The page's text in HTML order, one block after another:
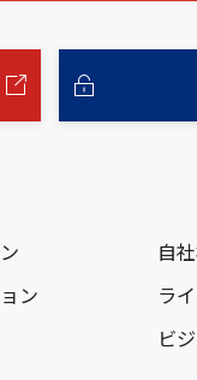
自
ン
ラ
ビ